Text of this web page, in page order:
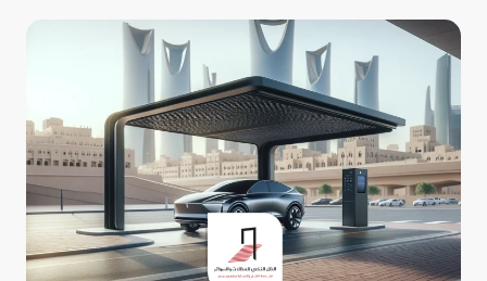
الرياض
ت
:
0552669901
مظلات
شد
انشائي